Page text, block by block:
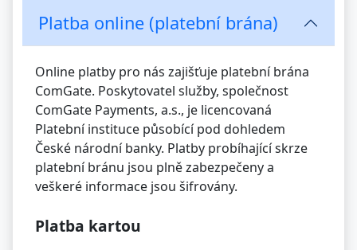
Platba online (platební brána)
Online platby pro nás zajišťuje platební brána
ComGate. Poskytovatel služby, společnost
ComGate Payments, a.s., je licencovaná
Platební instituce působící pod dohledem
České národní banky. Platby probíhající skrze
platební bránu jsou plně zabezpečeny a
veškeré informace jsou šifrovány.
Platba kartou